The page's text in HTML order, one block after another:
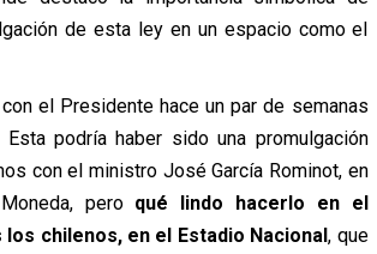
de esta ley en un espacio como el
el Presidente hace un par de semanas
podría haber sido una promulgación
con el ministro José García Rominot, en
pero qué lindo hacerlo en el
chilenos, en el Estadio Nacional, que